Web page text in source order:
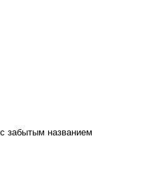
забытым названием